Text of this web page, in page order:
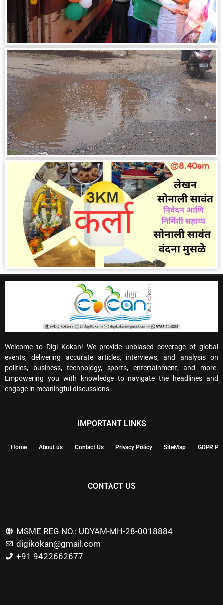
Welcome to Digi Kokan! We provide unbiased coverage of global
events, delivering accurate articles, interviews, and analysis on
politics, business, technology, sports, entertainment, and more.
Empowering you with knowledge to navigate the headlines and
engage in meaningful discussions.
IMPORTANT LINKS
Home About us Contact Us Privacy Policy SiteMap GDPR
CONTACT US
MSME REG NO.: UDYAM-MH-28-0018884
digikokan@gmail.com
+91 9422662677